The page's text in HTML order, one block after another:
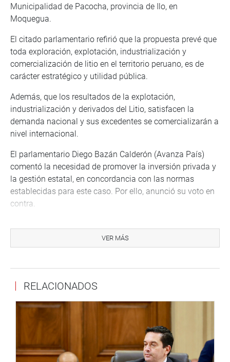
Municipalidad de Pacocha, provincia de Ilo, en
Moquegua.
El citado parlamentario refirió que la propuesta prevé que
toda exploración, explotación, industrialización y
comercialización de litio en el territorio peruano, es de
carácter estratégico y utilidad pública.
Además, que los resultados de la explotación,
industrialización y derivados del Litio, satisfacen la
demanda nacional y sus excedentes se comercializarán a
nivel internacional.
El parlamentario Diego Bazán Calderón (Avanza País)
comentó la necesidad de promover la inversión privada y
la gestión estatal, en concordancia con las normas
establecidas para este caso. Por ello, anunció su voto en
contra.
importancia de proteger y desarrollar la explotación del
litio en el país. Los congresistas Jorge Coayla Juárez (PB)
En tanto, Segundo Quiroz Barboza (BM) dio a conocer su
preocupación por los sucesos acaecidos en una mina en
Arequipa, donde fallecieron 27 trabajadores. Por eso,
solicitó que se cite al ministro de Energía y Minas para
que informe sobre la minería ilegal y los hechos ocurridos
en dicha región.
VER MÁS
RELACIONADOS